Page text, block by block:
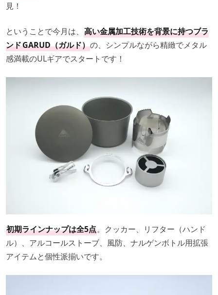
見！
ということで今月は、 高い金属加工技術を背景に持つブラ
ンドGARUD（ガルド）の、シンプルながら精緻でメタル
感満載のULギアでスタートです！
初期ラインナップは全5点。クッカー、リフター（ハンド
ル）、アルコールストーブ、風防、ナルゲンボトル用拡張
アイテムと個性派揃いです。